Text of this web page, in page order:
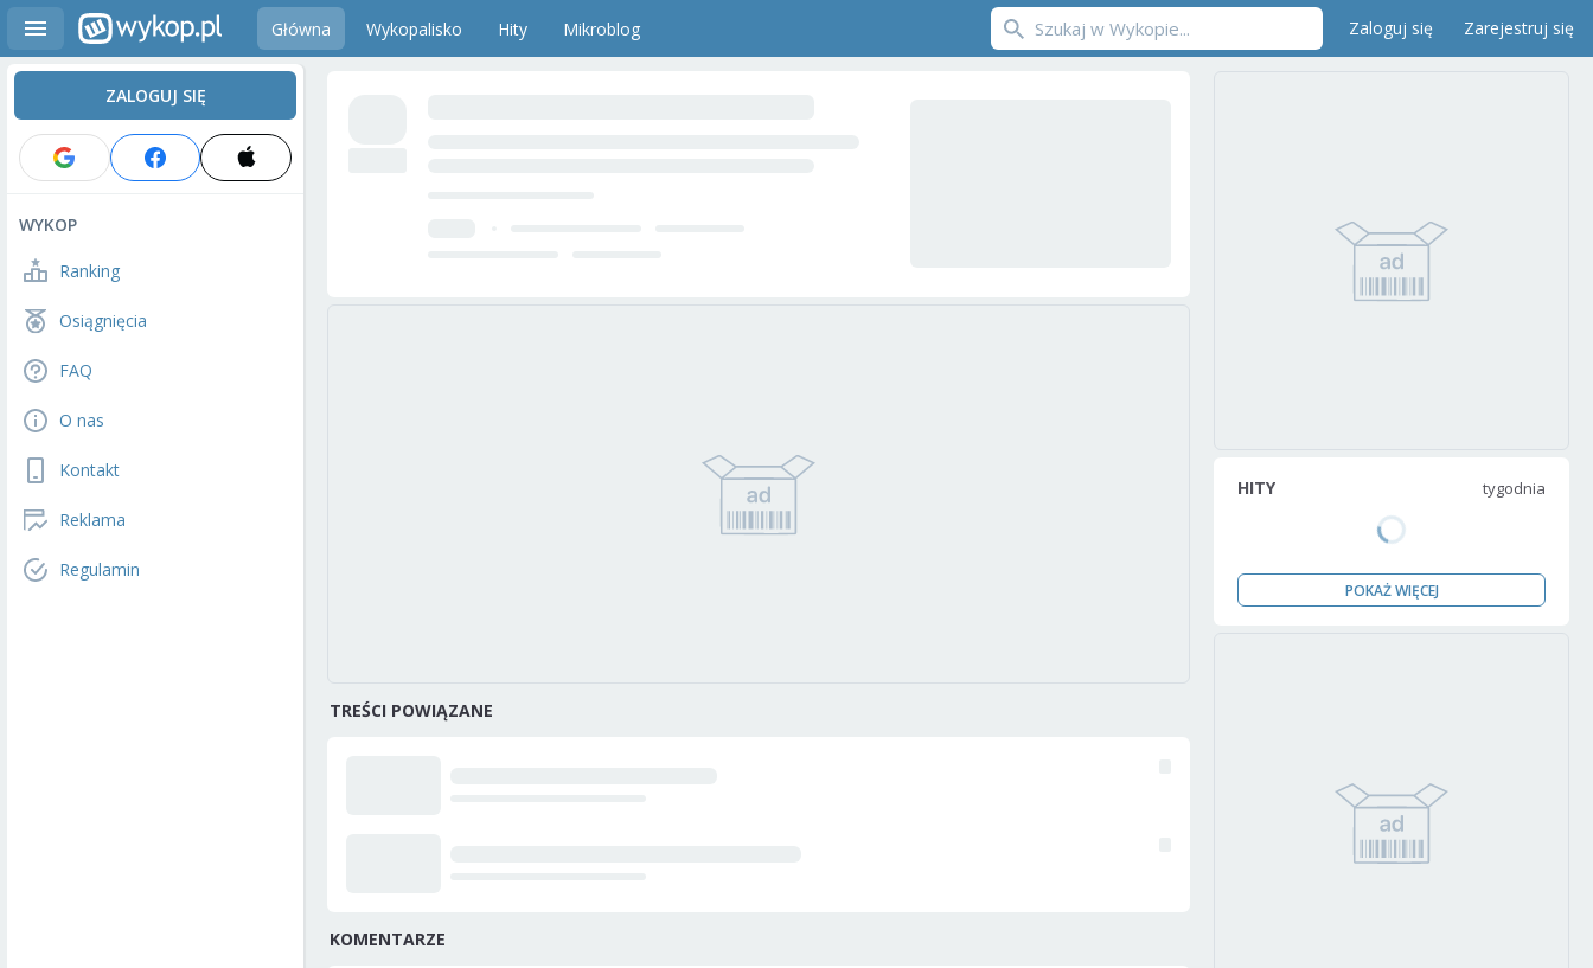
Główna Wykopalisko Hity Mikroblog Zaloguj się Zarejestruj się
ZALOGUJ SIĘ
WYKOP
Ranking
Osiągnięcia
FAQ
O nas
Kontakt
Reklama
Regulamin
TREŚCI POWIĄZANE
KOMENTARZE
HITY tygodnia
POKAŻ WIĘCEJ